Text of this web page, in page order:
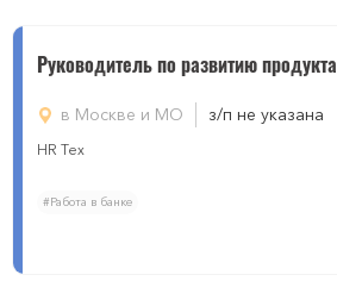
Руководитель по развитию продукта
в Москве и МО з/п не указана
HR Тех
#Работа в банке